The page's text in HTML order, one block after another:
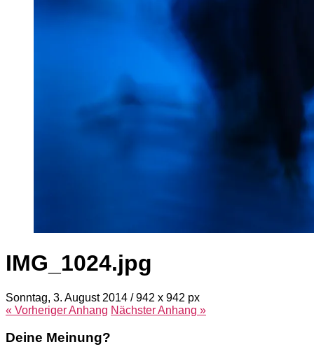
IMG_1024.jpg
Sonntag, 3. August 2014 /942 x 942 px
« VorherigerAnhang NächsterAnhang »
Deine Meinung?